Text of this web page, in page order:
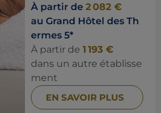
À partir de 2 082 €
au Grand Hôtel des Th
ermes 5*
À partir de 1 193 €
dans un autre établisse
ment
EN SAVOIR PLUS